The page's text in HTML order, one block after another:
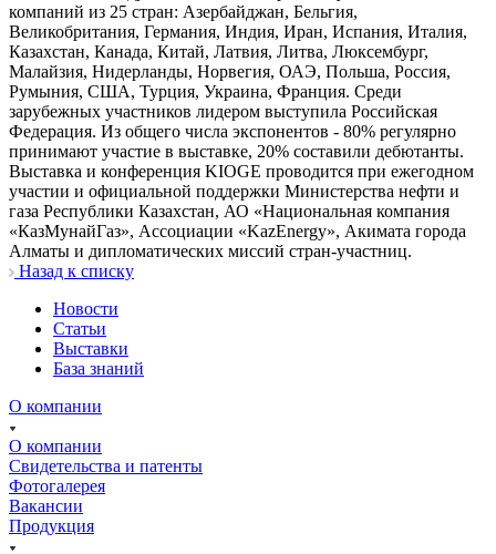
компаний из 25 стран: Азербайджан, Бельгия,
Великобритания, Германия, Индия, Иран, Испания, Италия,
Казахстан, Канада, Китай, Латвия, Литва, Люксембург,
Малайзия, Нидерланды, Норвегия, ОАЭ, Польша, Россия,
Румыния, США, Турция, Украина, Франция. Среди
зарубежных участников лидером выступила Российская
Федерация. Из общего числа экспонентов - 80% регулярно
принимают участие в выставке, 20% составили дебютанты.
Выставка и конференция KIOGE проводится при ежегодном
участии и официальной поддержки Министерства нефти и
газа Республики Казахстан, АО «Национальная компания
«КазМунайГаз», Ассоциации «KazEnergy», Акимата города
Алматы и дипломатических миссий стран-участниц.
Назад к списку
Новости
Статьи
Выставки
База знаний
О компании
О компании
Свидетельства и патенты
Фотогалерея
Вакансии
Продукция